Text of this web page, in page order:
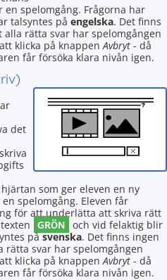
spelomgång. Frågorna har
talsyntes på engelska. Det finns
rätta svar har spelomgången
klicka på knappenAvbryt - då
får försöka klara nivån igen.
det
som ger eleven en ny
spelomgång. Eleven får
för att underlätta att skriva rätt
GRÖN och vid felaktig blir
påsvenska. Det finns ingen
rätta svar har spelomgången
klicka på knappenAvbryt - då
får försöka klara nivån igen.